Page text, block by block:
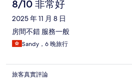
8/10 非常好
2025 年 11 月 8 日
房間不錯 服務一般
Sandy，6 晚旅行
旅客真實評論